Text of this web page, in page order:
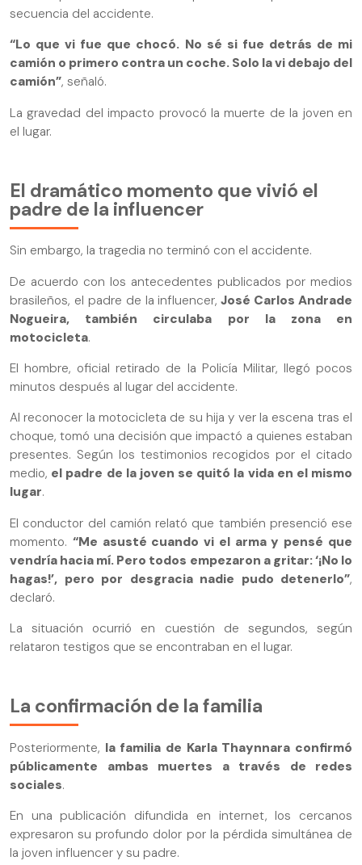
secuencia del accidente.
“Lo que vi fue que chocó. No sé si fue detrás de mi
camión o primero contra un coche. Solo la vi debajo del
camión”, señaló.
La gravedad del impacto provocó la muerte de la joven en
el lugar.
El dramático momento que vivió el
padre de la influencer
Sin embargo, la tragedia no terminó con el accidente.
De acuerdo con los antecedentes publicados por medios
brasileños, el padre de la influencer, José Carlos Andrade
Nogueira, también circulaba por la zona en
motocicleta.
El hombre, oficial retirado de la Policía Militar, llegó pocos
minutos después al lugar del accidente.
Al reconocer la motocicleta de su hija y ver la escena tras el
choque, tomó una decisión que impactó a quienes estaban
presentes. Según los testimonios recogidos por el citado
medio, el padre de la joven se quitó la vida en el mismo
lugar.
El conductor del camión relató que también presenció ese
momento. “Me asusté cuando vi el arma y pensé que
vendría hacia mí. Pero todos empezaron a gritar: ‘¡No lo
hagas!’, pero por desgracia nadie pudo detenerlo”,
declaró.
La situación ocurrió en cuestión de segundos, según
relataron testigos que se encontraban en el lugar.
La confirmación de la familia
Posteriormente, la familia de Karla Thaynnara confirmó
públicamente ambas muertes a través de redes
sociales.
En una publicación difundida en internet, los cercanos
expresaron su profundo dolor por la pérdida simultánea de
la joven influencer y su padre.